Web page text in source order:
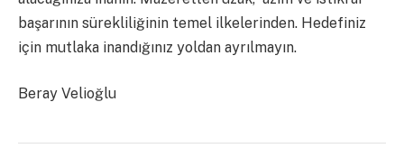
başarının sürekliliğinin temel ilkelerinden. Hedefiniz
için mutlaka inandığınız yoldan ayrılmayın.
Beray Velioğlu